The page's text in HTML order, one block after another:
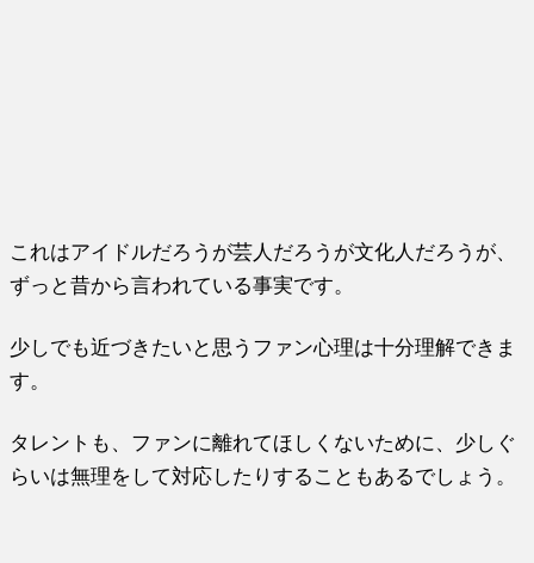
これはアイドルだろうが芸人だろうが文化人だろうが、
ずっと昔から言われている事実です。
少しでも近づきたいと思うファン心理は十分理解できま
す。
タレントも、ファンに離れてほしくないために、少しぐ
らいは無理をして対応したりすることもあるでしょう。